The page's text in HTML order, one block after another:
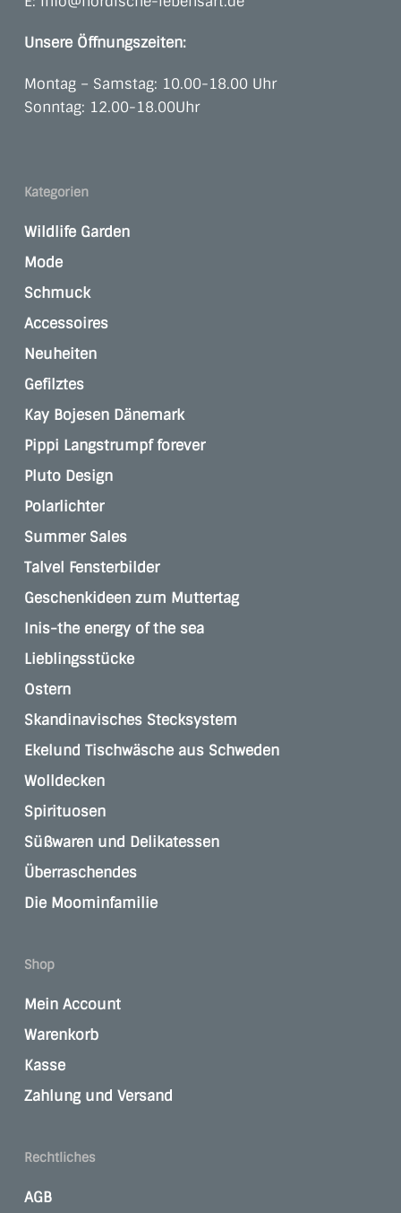
Unsere Öffnungszeiten:
Montag – Samstag: 10.00-18.00 Uhr
Sonntag: 12.00-18.00Uhr
Kategorien
Wildlife Garden
Mode
Schmuck
Accessoires
Neuheiten
Gefilztes
Kay Bojesen Dänemark
Pippi Langstrumpf forever
Pluto Design
Polarlichter
Summer Sales
Talvel Fensterbilder
Geschenkideen zum Muttertag
Inis-the energy of the sea
Lieblingsstücke
Ostern
Skandinavisches Stecksystem
Ekelund Tischwäsche aus Schweden
Wolldecken
Spirituosen
Süßwaren und Delikatessen
Überraschendes
Die Moominfamilie
Shop
Mein Account
Warenkorb
Kasse
Zahlung und Versand
Rechtliches
AGB